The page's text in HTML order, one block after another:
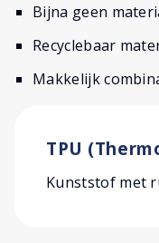
Bijna geen
Recyclebaar
Makkelijk
TPU
Kunststof met